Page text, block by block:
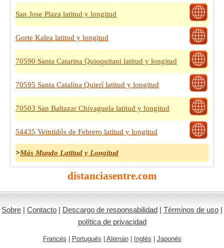
San Jose Plaza latitud y longitud
Gorte Kalea latitud y longitud
70590 Santa Catarina Quioquitani latitud y longitud
70595 Santa Catalina Quierí latitud y longitud
70503 San Baltazar Chivaguela latitud y longitud
54435 Veintidós de Febrero latitud y longitud
>Más Mundo Latitud y Longitud
distanciasentre.com
Sobre | Contacto | Descargo de responsabilidad | Términos de uso |
política de privacidad
Francés Portugués Alemán| Inglés Japonés